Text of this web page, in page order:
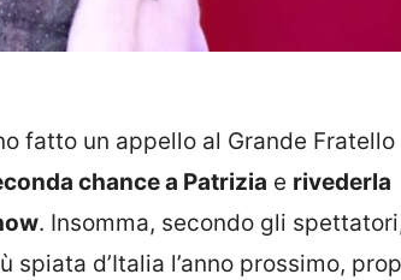
fatto un appello al Grande Fratello
chance a Patrizia e rivederla
. Insomma, secondo gli
d’Italia l’anno prossimo,